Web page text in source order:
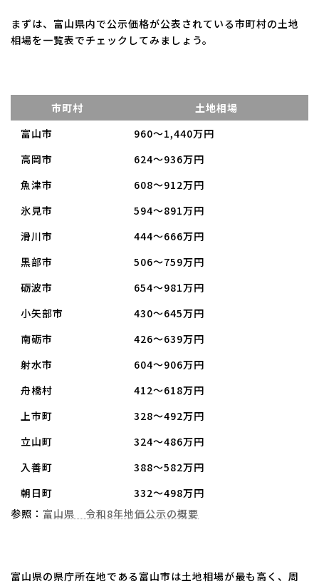
まずは、富山県内で公示価格が公表されている市町村の土地
相場を一覧表でチェックしてみましょう。
市町村
土地相場
富山市
960～1,440万円
高岡市
624～936万円
魚津市
608～912万円
氷見市
594～891万円
滑川市
444～666万円
黒部市
506～759万円
砺波市
654～981万円
小矢部市
430～645万円
南砺市
426～639万円
射水市
604～906万円
舟橋村
412～618万円
上市町
328～492万円
立山町
324～486万円
入善町
388～582万円
朝日町
332～498万円
参照： 富山県 令和8年地価公示の概要
富山県の県庁所在地である富山市は土地相場が最も高く、周